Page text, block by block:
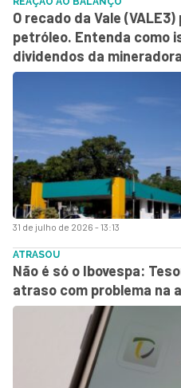
31 de julho de 2026 - 13:13
O recado da Vale
petróleo. Entenda como
dividendos da mineradora
ATRASOU
Não é só o Ibovespa:
atraso com problema na